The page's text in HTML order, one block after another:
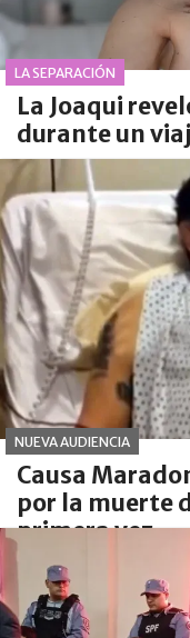
LA SEPARACIÓN
La Joaqui
durante un
NUEVA AUDIENCIA
Causa
por la muerte
primera vez